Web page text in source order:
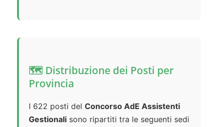
🗺️ Distribuzione dei Posti per
Provincia
I 622 posti del Concorso AdE Assistenti
Gestionali sono ripartiti tra le seguenti sedi